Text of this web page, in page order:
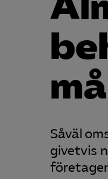
Såväl
givetvis